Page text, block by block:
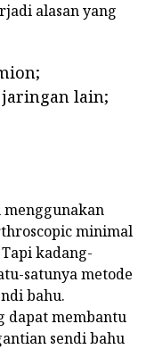
alasan yang
lain;
menggunakan
minimal
kadang-
satunya metode
bahu.
dapat membantu
sendi bahu